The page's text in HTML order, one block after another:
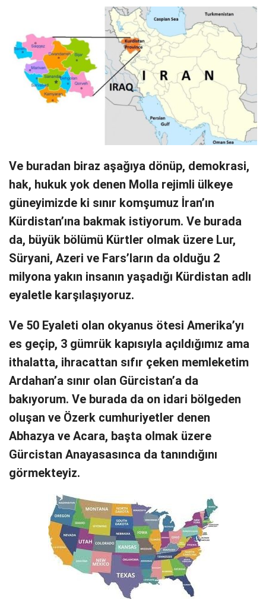
Ve buradan biraz aşağıya dönüp, demokrasi,
hak, hukuk yok denen Molla rejimli ülkeye
güneyimizde ki sınır komşumuz İran’ın
Kürdistan’ına bakmak istiyorum. Ve burada
da, büyük bölümü Kürtler olmak üzere Lur,
Süryani, Azeri ve Fars’ların da olduğu 2
milyona yakın insanın yaşadığı Kürdistan adlı
eyaletle karşılaşıyoruz.
Ve 50 Eyaleti olan okyanus ötesi Amerika’yı
es geçip, 3 gümrük kapısıyla açıldığımız ama
ithalatta, ihracattan sıfır çeken memleketim
Ardahan’a sınır olan Gürcistan’a da
bakıyorum. Ve burada da on idari bölgeden
oluşan ve Özerk cumhuriyetler denen
Abhazya ve Acara, başta olmak üzere
Gürcistan Anayasasınca da tanındığını
görmekteyiz.